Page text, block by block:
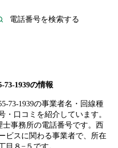
73-1939の情報
73-1939の事業者名・回線種
・口コミを紹介しています。
士事務所の電話番号です。 西
ビスに関わる事業者で、所在
目８−５ です。